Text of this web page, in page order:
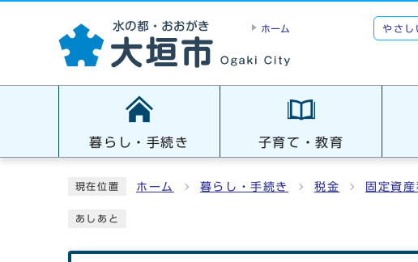
ホーム やさし
暮らし・手続き 子育て・教育
現在位置 ホーム 暮らし・手続き 税金 固定資
あしあと